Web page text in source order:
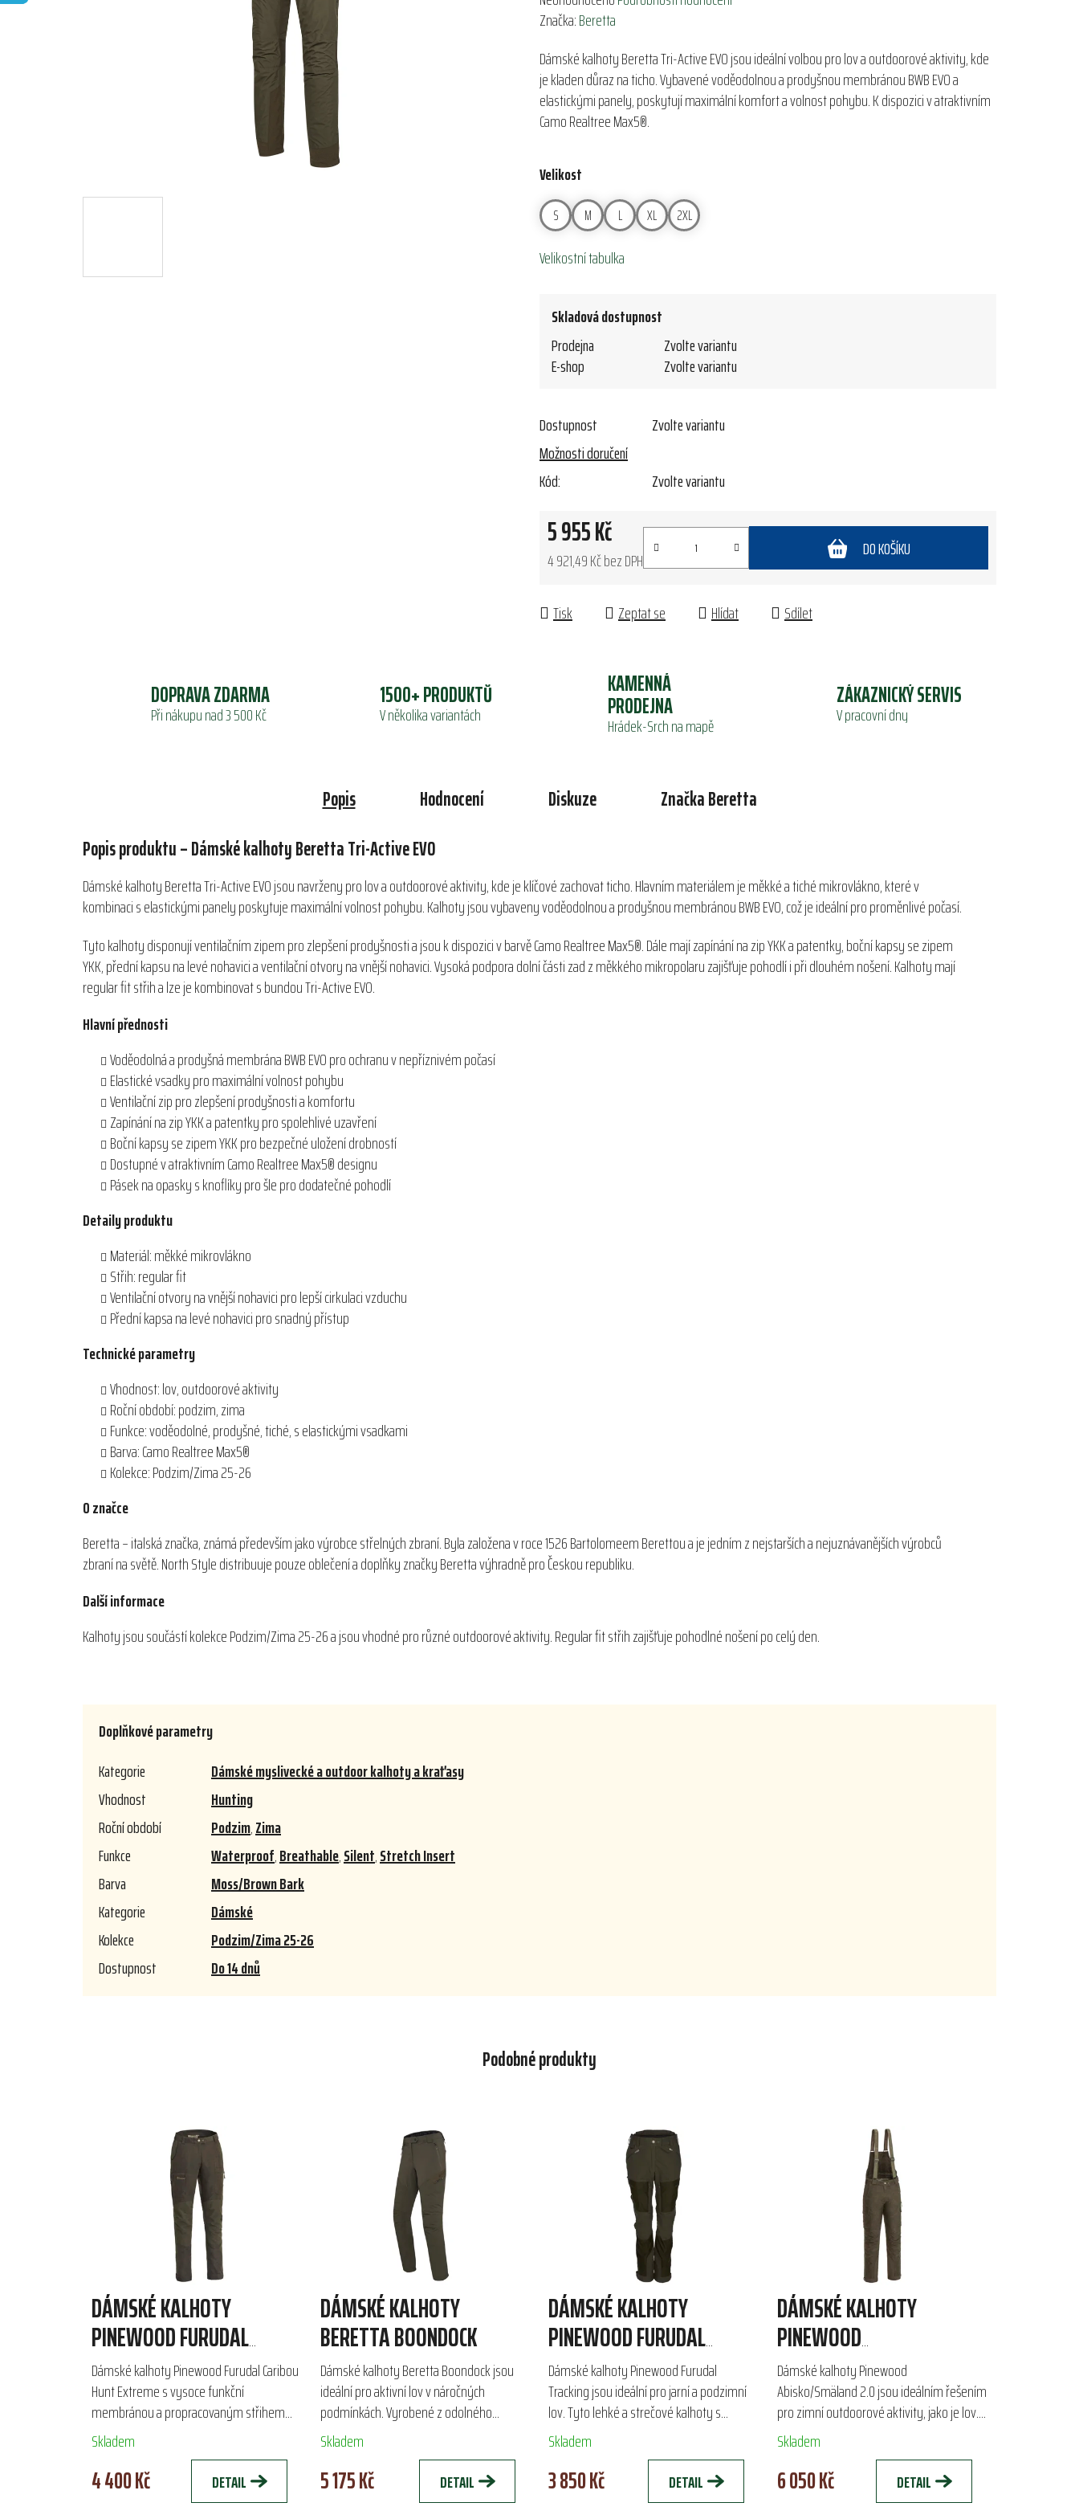
hodnocení
je
0,0
z
5
Značka:Beretta
Dámské kalhoty Beretta Tri-Active EVO jsou ideální volbou pro lov a outdoorové aktivity, kde
je kladen důraz na ticho. Vybavené voděodolnou a prodyšnou membránou BWB EVO a
elastickými panely, poskytují maximální komfort a volnost pohybu. K dispozici v atraktivním
Camo Realtree Max5®.
Velikost
S M L XL 2XL
Velikostní tabulka
Skladová dostupnost
Prodejna
Zvolte variantu
E-shop
Zvolte variantu
Dostupnost
Zvolte variantu
Možnosti doručení
Kód:
Zvolte variantu
5 955 Kč
4 921,49 Kč bez DPH
DO KOŠÍKU
Tisk Zeptat se Hlídat Sdílet
DOPRAVA ZDARMA
Při nákupu nad 3 500 Kč
1500+ PRODUKTŮ
V několika variantách
KAMENNÁ
PRODEJNA
Hrádek-Srch na mapě
ZÁKAZNICKÝ SERVIS
V pracovní dny
Popis Hodnocení Diskuze ZnačkaBeretta
Popis produktu – Dámské kalhoty Beretta Tri-Active EVO
Dámské kalhoty Beretta Tri-Active EVO jsou navrženy pro lov a outdoorové aktivity, kde je klíčové zachovat ticho. Hlavním materiálem je měkké a tiché mikrovlákno, které v
kombinaci s elastickými panely poskytuje maximální volnost pohybu. Kalhoty jsou vybaveny voděodolnou a prodyšnou membránou BWB EVO, což je ideální pro proměnlivé počasí.
Tyto kalhoty disponují ventilačním zipem pro zlepšení prodyšnosti a jsou k dispozici v barvě Camo Realtree Max5®. Dále mají zapínání na zip YKK a patentky, boční kapsy se zipem
YKK, přední kapsu na levé nohavici a ventilační otvory na vnější nohavici. Vysoká podpora dolní části zad z měkkého mikropolaru zajišťuje pohodlí i při dlouhém nošení. Kalhoty mají
regular fit střih a lze je kombinovat s bundou Tri-Active EVO.
Hlavní přednosti
Voděodolná a prodyšná membrána BWB EVO pro ochranu v nepříznivém počasí
Elastické vsadky pro maximální volnost pohybu
Ventilační zip pro zlepšení prodyšnosti a komfortu
Zapínání na zip YKK a patentky pro spolehlivé uzavření
Boční kapsy se zipem YKK pro bezpečné uložení drobností
Dostupné v atraktivním Camo Realtree Max5® designu
Pásek na opasky s knoflíky pro šle pro dodatečné pohodlí
Detaily produktu
Materiál: měkké mikrovlákno
Střih: regular fit
Ventilační otvory na vnější nohavici pro lepší cirkulaci vzduchu
Přední kapsa na levé nohavici pro snadný přístup
Technické parametry
Vhodnost: lov, outdoorové aktivity
Roční období: podzim, zima
Funkce: voděodolné, prodyšné, tiché, s elastickými vsadkami
Barva: Camo Realtree Max5®
Kolekce: Podzim/Zima 25-26
O značce
Beretta – italská značka, známá především jako výrobce střelných zbraní. Byla založena v roce 1526 Bartolomeem Berettou a je jedním z nejstarších a nejuznávanějších výrobců
zbraní na světě. North Style distribuuje pouze oblečení a doplňky značky Beretta výhradně pro Českou republiku.
Další informace
Kalhoty jsou součástí kolekce Podzim/Zima 25-26 a jsou vhodné pro různé outdoorové aktivity. Regular fit střih zajišťuje pohodlné nošení po celý den.
Doplňkové parametry
Kategorie
Dámské myslivecké a outdoor kalhoty a kraťasy
Vhodnost
Hunting
Roční období
Podzim,Zima
Funkce
Waterproof,Breathable,Silent,Stretch Insert
Barva
Moss/Brown Bark
Kategorie
Dámské
Kolekce
Podzim/Zima 25-26
Dostupnost
Do 14 dnů
Podobné produkty
DÁMSKÉ KALHOTY
PINEWOOD FURUDAL
CARIBOU HUNT EXTREME
Dámské kalhoty Pinewood Furudal Caribou
Hunt Extreme s vysoce funkční
membránou a propracovaným střihem
jsou skvělou volbou pro lov a outdoorové
aktivity. Voděodolné zipy a...
Skladem
4 400 Kč DETAIL
DÁMSKÉ KALHOTY
BERETTA BOONDOCK
Dámské kalhoty Beretta Boondock jsou
ideální pro aktivní lov v náročných
podmínkách. Vyrobené z odolného
polyamidu s elastickou tkaninou, zajišťují
pohodlí a volnost pohybu. S...
Skladem
5 175 Kč DETAIL
DÁMSKÉ KALHOTY
PINEWOOD FURUDAL
TRACKING
Dámské kalhoty Pinewood Furudal
Tracking jsou ideální pro jarní a podzimní
lov. Tyto lehké a strečové kalhoty s
membránou od kolen dolů poskytují
ochranu proti vlhkosti a díky...
Skladem
3 850 Kč DETAIL
DÁMSKÉ KALHOTY
PINEWOOD
ABISKO/SMÄLAND 2.0
Dámské kalhoty Pinewood
Abisko/Smäland 2.0 jsou ideálním řešením
pro zimní outdoorové aktivity, jako je lov.
Tyto zateplené kalhoty s vysokým pasem
a odepnými kšandami nabízejí...
Skladem
6 050 Kč DETAIL